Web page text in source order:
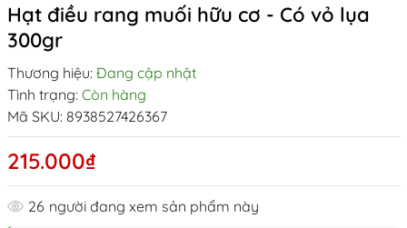
Hạt điều rang muối hữu cơ - Có vỏ lụa
300gr
Thương hiệu: Đang cập nhật
Tình trạng: Còn hàng
Mã SKU: 8938527426367
215.000₫
26 người đang xem sản phẩm này